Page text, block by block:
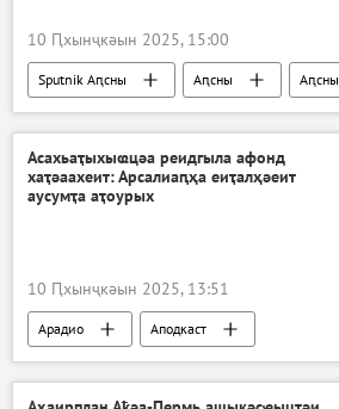
10 Ԥхынҷкәын 2025, 15:00
Sputnik Аԥсны Аԥсны
Аԥсны
Ажәабжьқәа
Асахьаҭыхыҩцәа реидгыла афонд
хаҭәаахеит: Арсалиаԥҳа еиҭалҳәеит
аусумҭа аҭоурых
10 Ԥхынҷкәын 2025, 13:51
Арадио Аподкаст